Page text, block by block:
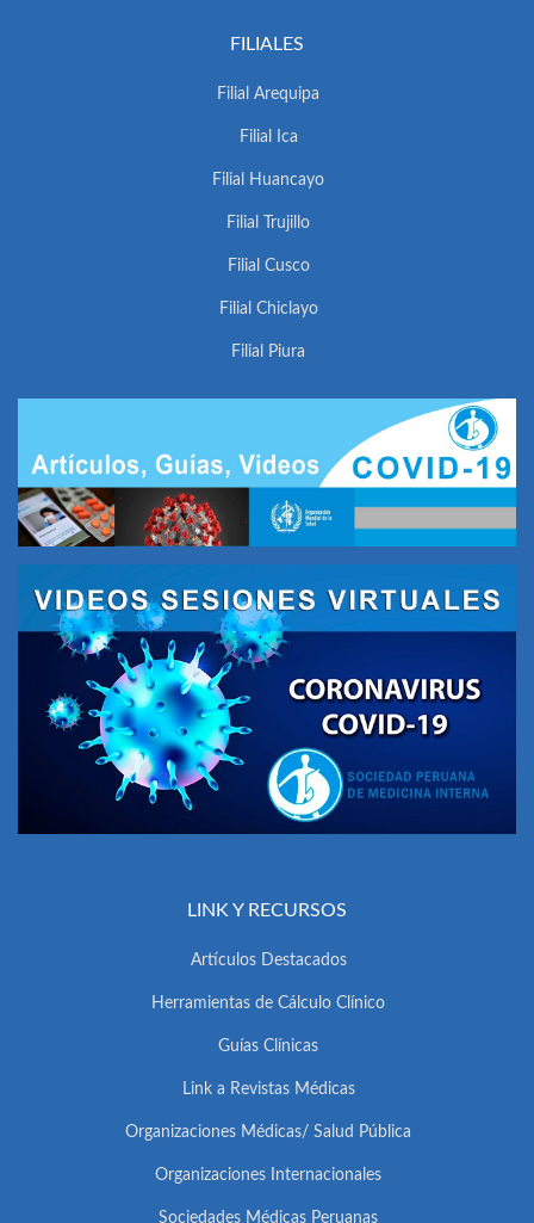
FILIALES
Filial Arequipa
Filial Ica
Filial Huancayo
Filial Trujillo
Filial Cusco
Filial Chiclayo
Filial Piura
LINK Y RECURSOS
Artículos Destacados
Herramientas de Cálculo Clínico
Guías Clínicas
Link a Revistas Médicas
Organizaciones Médicas/ Salud Pública
Organizaciones Internacionales
Sociedades Médicas Peruanas